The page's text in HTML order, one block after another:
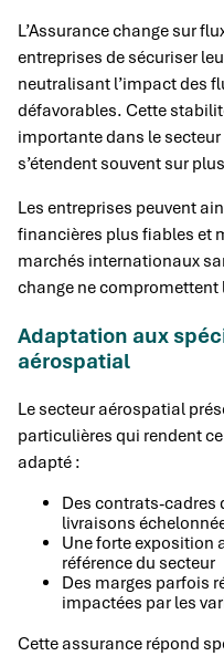
L’Assurance change sur
entreprises de sécuriser
neutralisant l’impact des
défavorables. Cette
importante dans le
s’étendent souvent sur
Les entreprises peuvent
financières plus fiables et
marchés internationaux
change ne
Adaptation aux
aérospatial
Le secteur aérospatial
particulières qui rendent
adapté :
Des contrats-cadres
livraisons
Une forte exposition
référence du secteur
Des marges parfois
impactées par les
Cette assurance répond